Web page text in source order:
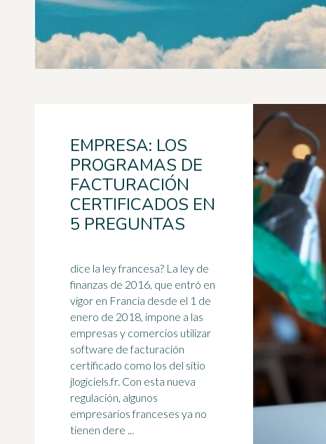
EMPRESA: LOS
PROGRAMAS DE
FACTURACIÓN
CERTIFICADOS EN
5 PREGUNTAS
dice la ley francesa? La ley de
finanzas de 2016, que entró en
vigor en Francia desde el 1 de
enero de 2018, impone a las
empresas y comercios utilizar
software de facturación
certificado como los del sitio
jlogiciels.fr. Con esta nueva
regulación, algunos
empresarios franceses ya no
tienen dere ...